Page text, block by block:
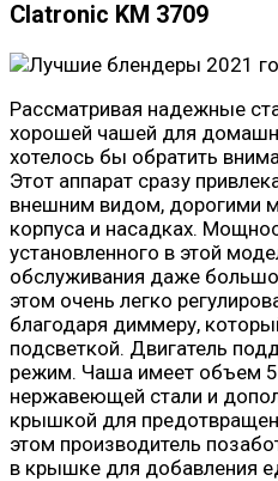
Clatronic KM 3709
Рассматривая надежные
хорошей чашей для
хотелось бы обратить
Этот аппарат сразу
внешним видом, дорогими
корпуса и насадках.
установленного в этой
обслуживания даже
этом очень легко
благодаря диммеру,
подсветкой. Двигатель
режим. Чаша имеет объем 5
нержавеющей стали и
крышкой для
этом производитель
в крышке для добавления